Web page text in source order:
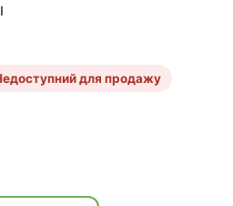
для продажу